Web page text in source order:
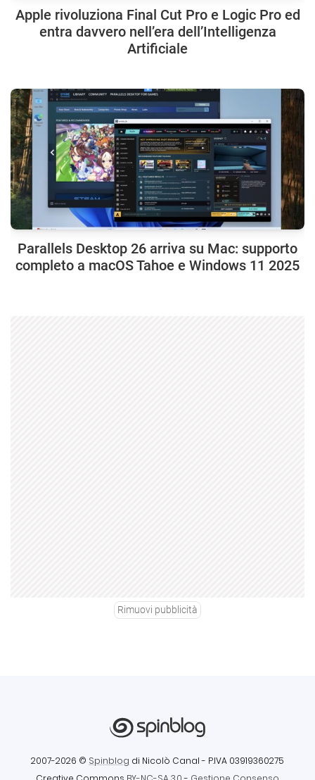
Apple rivoluziona Final Cut Pro e Logic Pro ed
entra davvero nell’era dell’Intelligenza
Artificiale
Parallels Desktop 26 arriva su Mac: supporto
completo a macOS Tahoe e Windows 11 2025
Rimuovi pubblicità
2007-2026 © Spinblog di Nicolò Canal - P.IVA 03919360275